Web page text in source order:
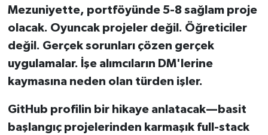
Mezuniyette, portföyünde 5-8 sağlam proje
olacak. Oyuncak projeler değil. Öğreticiler
değil. Gerçek sorunları çözen gerçek
uygulamalar. İşe alımcıların DM'lerine
kaymasına neden olan türden işler.
GitHub profilin bir hikaye anlatacak—basit
başlangıç projelerinden karmaşık full-stack